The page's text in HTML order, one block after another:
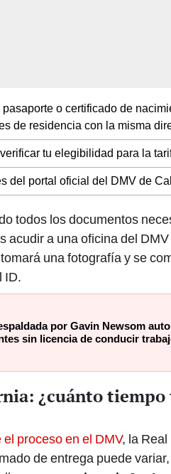
o certificado de
de residencia con la misma
tu elegibilidad para la
del portal oficial del DMV de
todos los documentos
acudir a una oficina del
una fotografía y se
ID.
por Gavin Newsom
sin licencia de conducir
¿cuánto
proceso en el DMV, la Real
de entrega puede